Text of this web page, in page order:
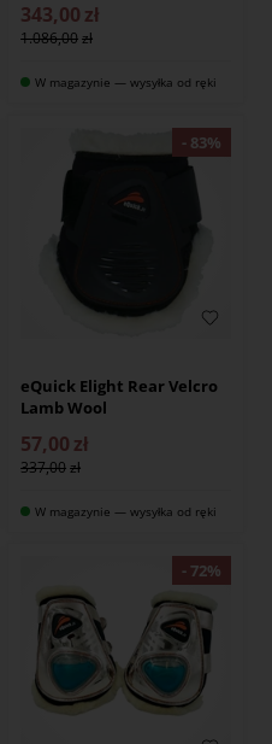
343,00 zł
1.086,00
W magazynie — wysyłka od ręki
eQuick Elight Rear Velcro
Lamb Wool
57,00 zł
337,00
W magazynie — wysyłka od ręki